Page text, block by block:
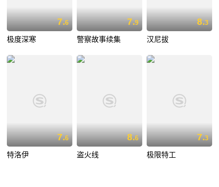
7.6
极度深寒
7.9
警察故事续集
8.3
汉尼拔
7.6
特洛伊
8.6
盗火线
7.3
极限特工